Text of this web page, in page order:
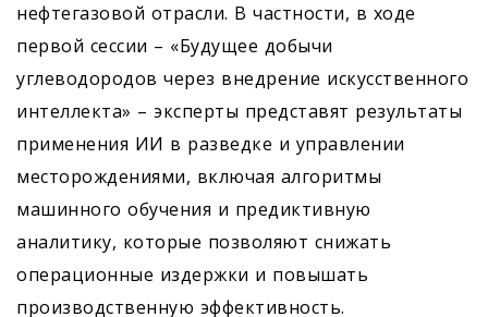
нефтегазовой отрасли. В частности, в ходе
первой сессии – «Будущее добычи
углеводородов через внедрение искусственного
интеллекта» – эксперты представят результаты
применения ИИ в разведке и управлении
месторождениями, включая алгоритмы
машинного обучения и предиктивную
аналитику, которые позволяют снижать
операционные издержки и повышать
производственную эффективность.